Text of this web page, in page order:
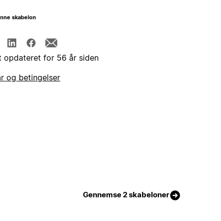
skabelon
opdateret for 56 år siden
og betingelser
Gennemse 2 skabeloner